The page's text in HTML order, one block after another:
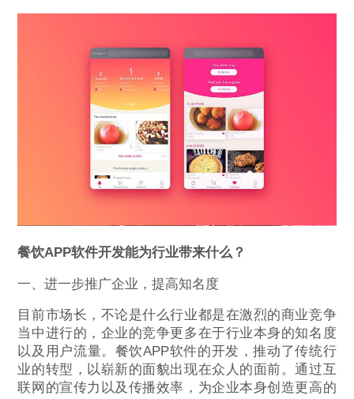
餐饮APP软件开发能为行业带来什么？
一、进一步推广企业，提高知名度
目前市场长，不论是什么行业都是在激烈的商业竞争
当中进行的，企业的竞争更多在于行业本身的知名度
以及用户流量。餐饮APP软件的开发，推动了传统行
业的转型，以崭新的面貌出现在众人的面前。通过互
联网的宣传力以及传播效率，为企业本身创造更高的